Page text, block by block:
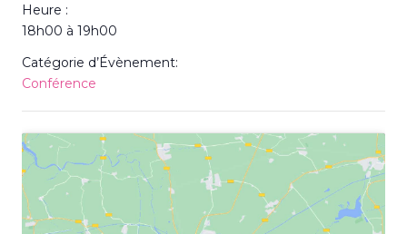
Heure :
18h00 à 19h00
Catégorie d’Évènement:
Conférence